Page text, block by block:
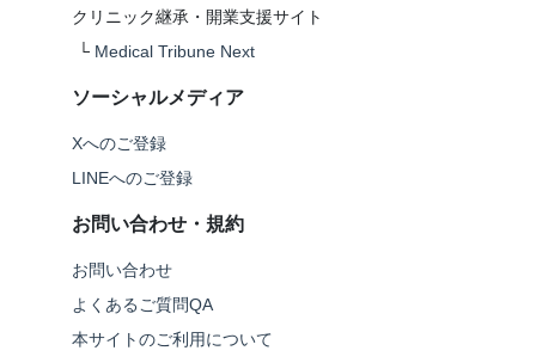
クリニック継承・開業支援サイト
└ Medical Tribune Next
ソーシャルメディア
Xへのご登録
LINEへのご登録
お問い合わせ・規約
お問い合わせ
よくあるご質問QA
本サイトのご利用について